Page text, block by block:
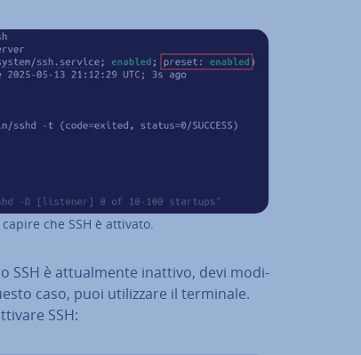
che SSH è attivato.
SSH è at­tual­men­te inattivo, devi mo­di­
caso, puoi uti­liz­za­re il terminale.
SSH: